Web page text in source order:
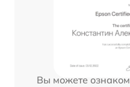
Вы можете